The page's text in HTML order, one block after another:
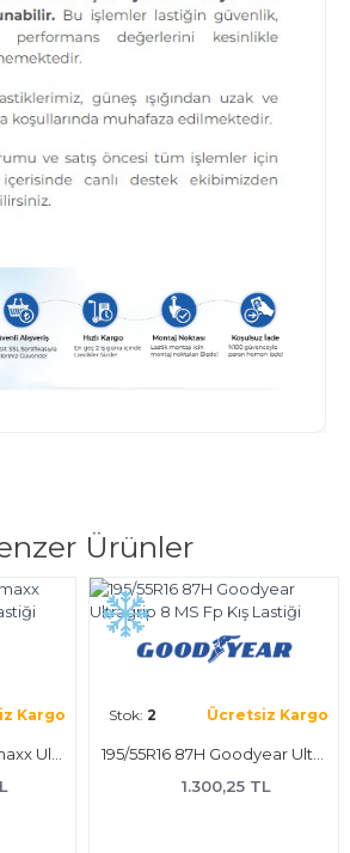
Ürünler
Kargo Stok: 2 Ücretsiz Kargo
1.300,25 TL